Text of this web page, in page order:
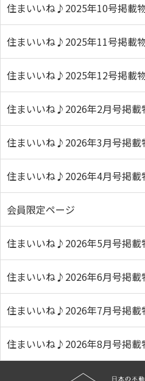
住まいいね♪2025年10号掲載
住まいいね♪2025年11号掲載
住まいいね♪2025年12号掲載
住まいいね♪2026年2月号掲載
住まいいね♪2026年3月号掲載
住まいいね♪2026年4月号掲載
会員限定ページ
住まいいね♪2026年5月号掲載
住まいいね♪2026年6月号掲載
住まいいね♪2026年7月号掲載
住まいいね♪2026年8月号掲載